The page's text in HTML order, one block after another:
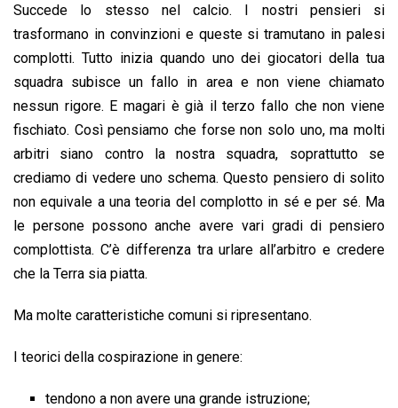
Succede lo stesso nel calcio. I nostri pensieri si
trasformano in convinzioni e queste si tramutano in palesi
complotti. Tutto inizia quando uno dei giocatori della tua
squadra subisce un fallo in area e non viene chiamato
nessun rigore. E magari è già il terzo fallo che non viene
fischiato. Così pensiamo che forse non solo uno, ma molti
arbitri siano contro la nostra squadra, soprattutto se
crediamo di vedere uno schema. Questo pensiero di solito
non equivale a una teoria del complotto in sé e per sé. Ma
le persone possono anche avere vari gradi di pensiero
complottista. C’è differenza tra urlare all’arbitro e credere
che la Terra sia piatta.
Ma molte caratteristiche comuni si ripresentano.
I teorici della cospirazione in genere:
tendono a non avere una grande istruzione;